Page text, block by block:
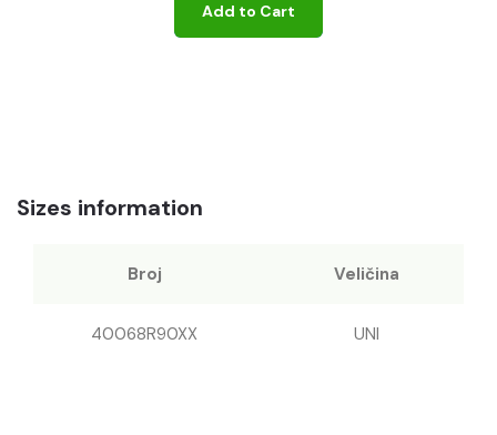
Add to Cart
Sizes information
Broj Veličina
40068R90XX UNI